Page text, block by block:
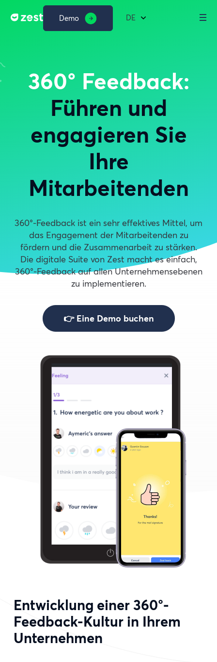
Demo DE
360° Feedback:
Führen und
engagieren Sie
Ihre
Mitarbeitenden
360°-Feedback ist ein sehr effektives Mittel, um
das Engagement der Mitarbeitenden zu
fördern und die Zusammenarbeit zu stärken.
Die digitale Suite von Zest macht es einfach,
360°-Feedback auf allen Unternehmensebenen
zu implementieren.
👉 Eine Demo buchen
Entwicklung einer 360°-
Feedback-Kultur in Ihrem
Unternehmen